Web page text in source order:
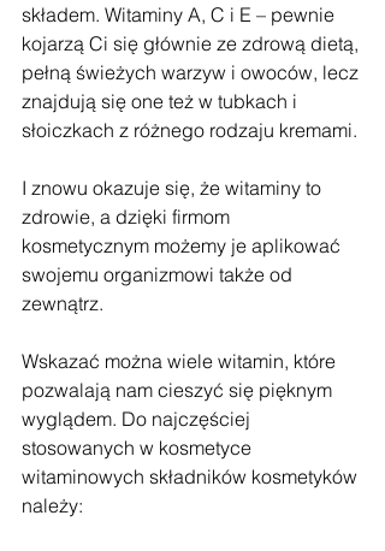
składem. Witaminy A, C i E – pewnie
kojarzą Ci się głównie ze zdrową dietą,
pełną świeżych warzyw i owoców, lecz
znajdują się one też w tubkach i
słoiczkach z różnego rodzaju kremami.
I znowu okazuje się, że witaminy to
zdrowie, a dzięki firmom
kosmetycznym możemy je aplikować
swojemu organizmowi także od
zewnątrz.
Wskazać można wiele witamin, które
pozwalają nam cieszyć się pięknym
wyglądem. Do najczęściej
stosowanych w kosmetyce
witaminowych składników kosmetyków
należy: